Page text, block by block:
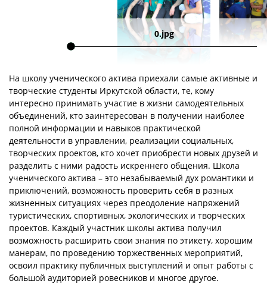
0.jpg
На школу ученического актива приехали самые активные и
творческие студенты Иркутской области, те, кому
интересно принимать участие в жизни самодеятельных
объединений, кто заинтересован в получении наиболее
полной информации и навыков практической
деятельности в управлении, реализации социальных,
творческих проектов, кто хочет приобрести новых друзей и
разделить с ними радость искреннего общения. Школа
ученического актива – это незабываемый дух романтики и
приключений, возможность проверить себя в разных
жизненных ситуациях через преодоление напряжений
туристических, спортивных, экологических и творческих
проектов. Каждый участник школы актива получил
возможность расширить свои знания по этикету, хорошим
манерам, по проведению торжественных мероприятий,
освоил практику публичных выступлений и опыт работы с
большой аудиторией ровесников и многое другое.